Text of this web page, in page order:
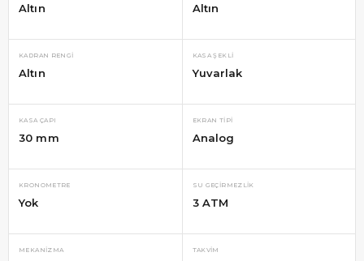
Altın Altın
KADRAN RENGI
Altın
KASA ŞEKLI
Yuvarlak
KASA ÇAPI
30 mm
EKRAN TIPI
Analog
KRONOMETRE
Yok
SU GEÇIRMEZLIK
3 ATM
MEKANIZMA TAKVIM